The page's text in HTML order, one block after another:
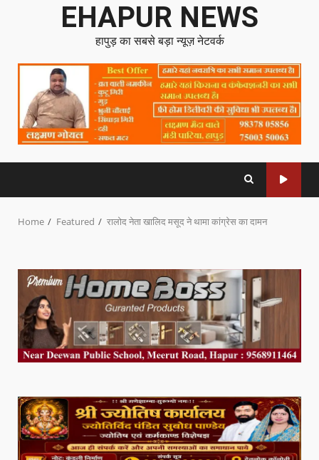
EHAPUR NEWS
हापुड़ का सबसे बड़ा न्यूज़ नेटवर्क
Home Featured रालोद नेता खालिद मसूद ने थामा कांग्रेस का दामन